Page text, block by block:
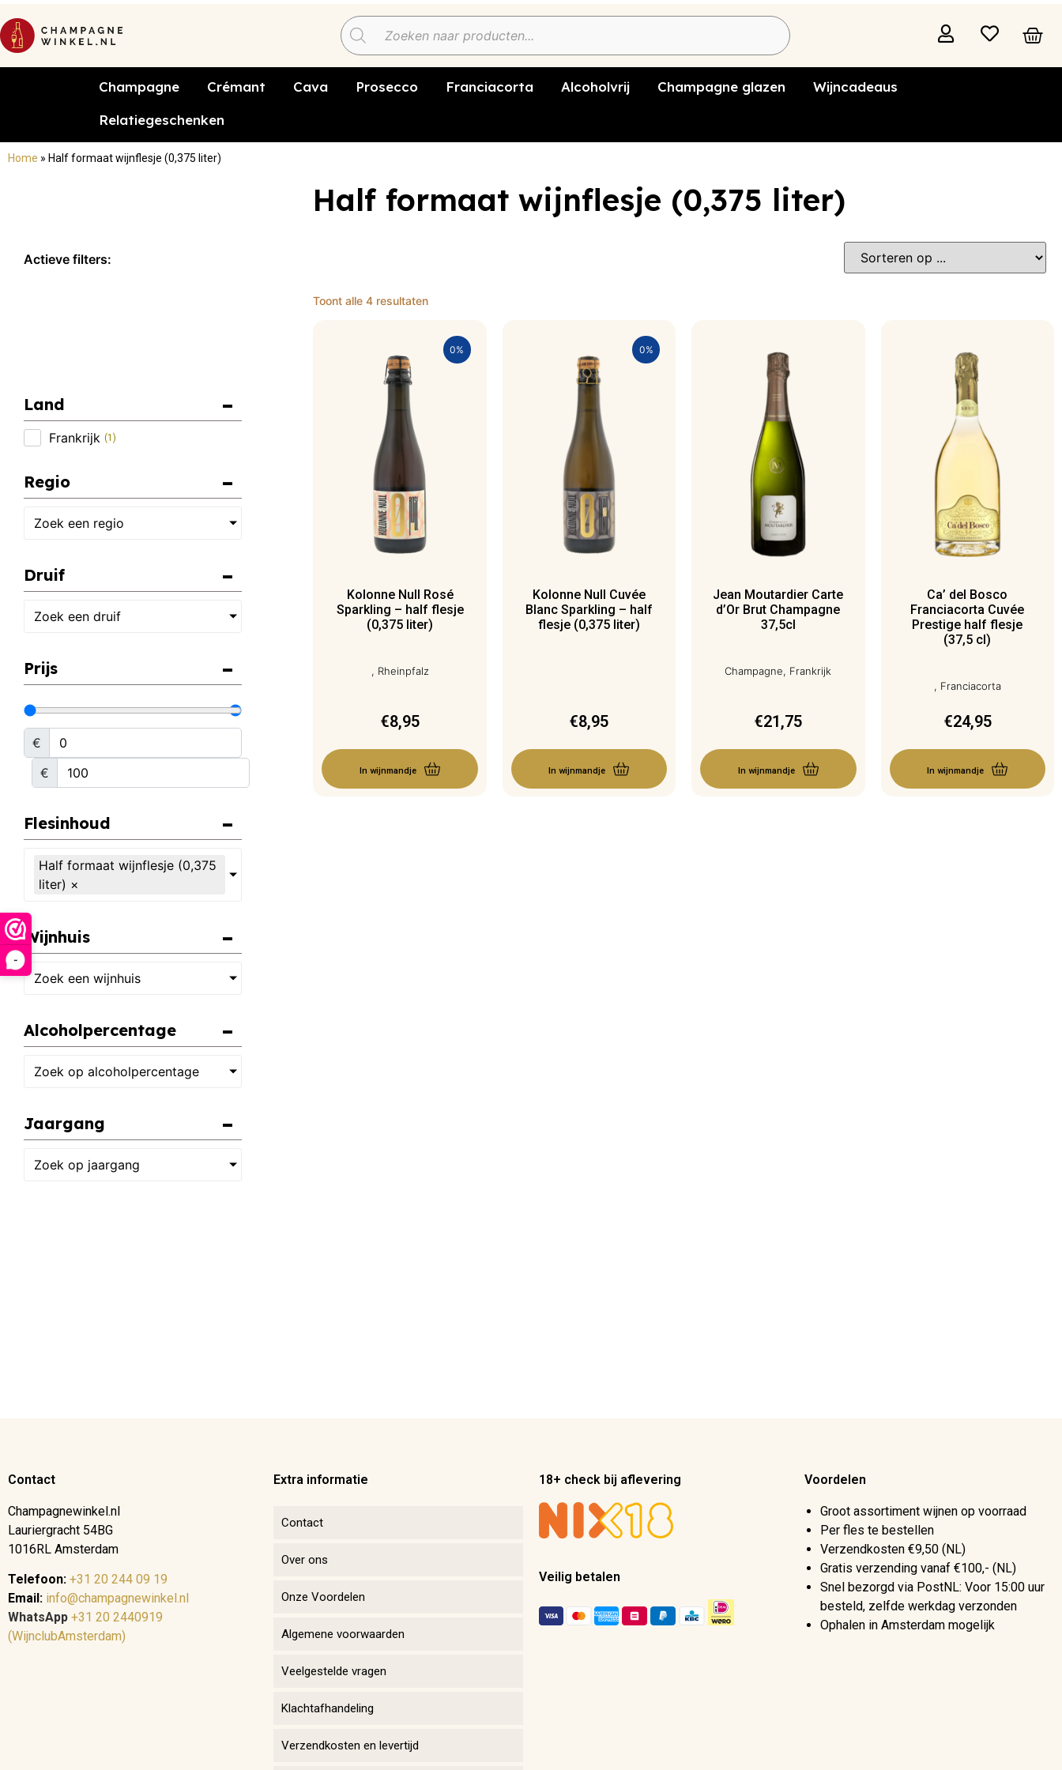
-
Champagne Crémant Cava Prosecco Franciacorta Alcoholvrij Champagne glazen Wijncadeaus
Relatiegeschenken
Home » Half formaat wijnflesje (0,375 liter)
Half formaat wijnflesje (0,375 liter)
Actieve filters:
Land
Frankrijk (1 )
Regio
Zoek een regio
Druif
Zoek een druif
Prijs
€
€
Flesinhoud
Half formaat wijnflesje (0,375
liter) ×
Wijnhuis
Zoek een wijnhuis
Alcoholpercentage
Zoek op alcoholpercentage
Jaargang
Zoek op jaargang
Toont alle 4 resultaten
Kolonne Null Rosé
Sparkling – half flesje
(0,375 liter)
0%
, Rheinpfalz
€8,95
In wijnmandje
Kolonne Null Cuvée
Blanc Sparkling – half
flesje (0,375 liter)
0%
€8,95
In wijnmandje
Jean Moutardier Carte
d’Or Brut Champagne
37,5cl
Champagne, Frankrijk
€21,75
In wijnmandje
Ca’ del Bosco
Franciacorta Cuvée
Prestige half flesje
(37,5 cl)
, Franciacorta
€24,95
In wijnmandje
Contact
Champagnewinkel.nl
Lauriergracht 54BG
1016RL Amsterdam
Telefoon: +31 20 244 09 19
Email: info@champagnewinkel.nl
WhatsApp +31 20 2440919
(WijnclubAmsterdam)
Extra informatie
Contact
Over ons
Onze Voordelen
Algemene voorwaarden
Veelgestelde vragen
Klachtafhandeling
Verzendkosten en levertijd
18+ check bij aflevering
Veilig betalen
Voordelen
Groot assortiment wijnen op voorraad
Per fles te bestellen
Verzendkosten €9,50 (NL)
Gratis verzending vanaf €100,- (NL)
Snel bezorgd via PostNL: Voor 15:00 uur
besteld, zelfde werkdag verzonden
Ophalen in Amsterdam mogelijk